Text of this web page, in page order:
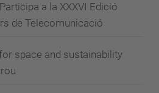
a la XXXVI Edició
de Telecomunicació
space and sustainability